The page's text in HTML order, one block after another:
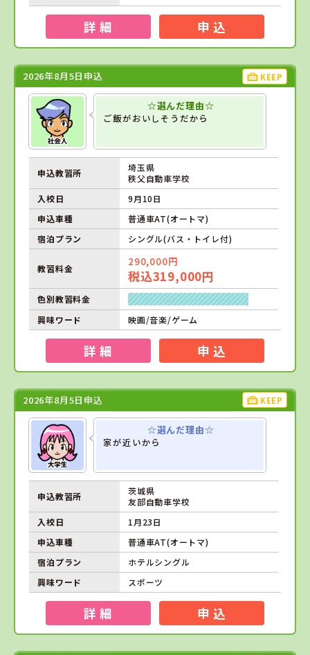
詳 細 申 込
2026年8月5日申込 KEEP
☆選んだ理由☆
ご飯がおいしそうだから
申込教習所
埼玉県
秩父自動車学校
入校日
9月10日
申込車種
普通車AT(オートマ)
宿泊プラン
シングル(バス・トイレ付)
教習料金
290,000円
税込319,000円
色別教習料金
興味ワード
映画/音楽/ゲーム
詳 細 申 込
2026年8月5日申込 KEEP
☆選んだ理由☆
家が近いから
申込教習所
茨城県
友部自動車学校
入校日
1月23日
申込車種
普通車AT(オートマ)
宿泊プラン
ホテルシングル
興味ワード
スポーツ
詳 細 申 込